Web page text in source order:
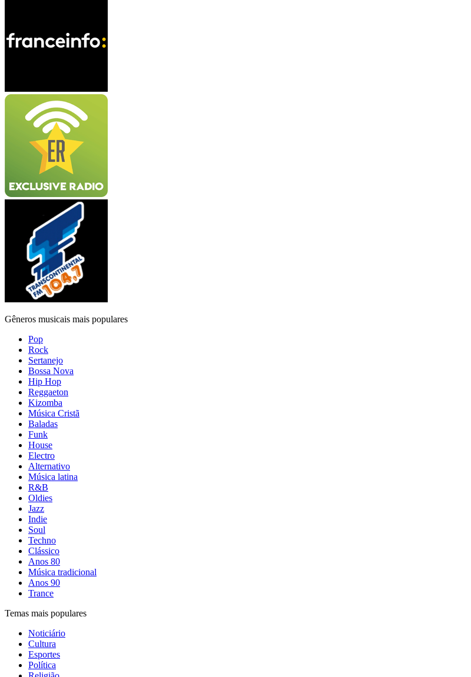
Gêneros musicais mais populares
Pop
Rock
Sertanejo
Bossa Nova
Hip Hop
Reggaeton
Kizomba
Música Cristã
Baladas
Funk
House
Electro
Alternativo
Música latina
R&B
Oldies
Jazz
Indie
Soul
Techno
Clássico
Anos 80
Música tradicional
Anos 90
Trance
Temas mais populares
Noticiário
Cultura
Esportes
Política